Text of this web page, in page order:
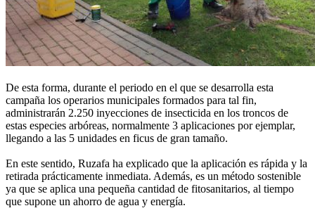
De esta forma, durante el periodo en el que se desarrolla esta
campaña los operarios municipales formados para tal fin,
administrarán 2.250 inyecciones de insecticida en los troncos de
estas especies arbóreas, normalmente 3 aplicaciones por ejemplar,
llegando a las 5 unidades en ficus de gran tamaño.
En este sentido, Ruzafa ha explicado que la aplicación es rápida y la
retirada prácticamente inmediata. Además, es un método sostenible
ya que se aplica una pequeña cantidad de fitosanitarios, al tiempo
que supone un ahorro de agua y energía.